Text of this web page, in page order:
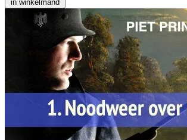
in winkelmand